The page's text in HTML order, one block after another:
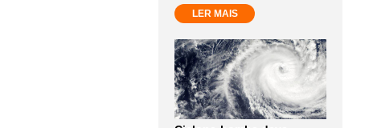
LER MAIS